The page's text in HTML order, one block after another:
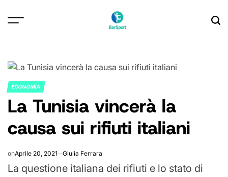
POSTED
IN
ECONOMIA
La Tunisia vincerà la
causa sui rifiuti italiani
onAprile 20, 2021 Giulia Ferrara
La questione italiana dei rifiuti e lo stato di